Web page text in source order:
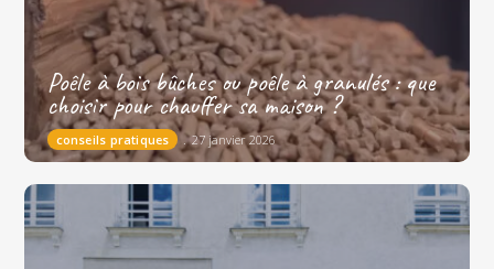
Poêle à bois bûches ou poêle à granulés : que
choisir pour chauffer sa maison ?
conseils pratiques 27 janvier 2026